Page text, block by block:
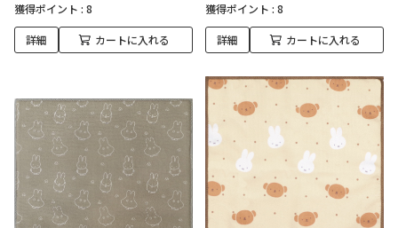
獲得ポイント : 8
詳細 カートに入れる
獲得ポイント : 8
詳細 カートに入れる